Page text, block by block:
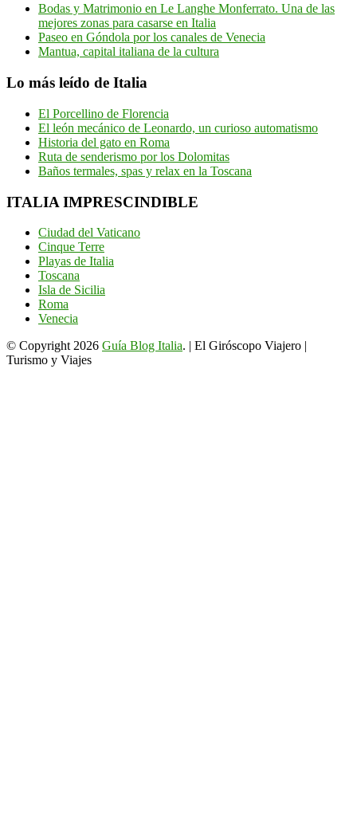
Bodas y Matrimonio en Le Langhe Monferrato. Una de las
mejores zonas para casarse en Italia
Paseo en Góndola por los canales de Venecia
Mantua, capital italiana de la cultura
Lo más leído de Italia
El Porcellino de Florencia
El león mecánico de Leonardo, un curioso automatismo
Historia del gato en Roma
Ruta de senderismo por los Dolomitas
Baños termales, spas y relax en la Toscana
ITALIA IMPRESCINDIBLE
Ciudad del Vaticano
Cinque Terre
Playas de Italia
Toscana
Isla de Sicilia
Roma
Venecia
© Copyright 2026 Guía Blog Italia. | El Giróscopo Viajero |
Turismo y Viajes